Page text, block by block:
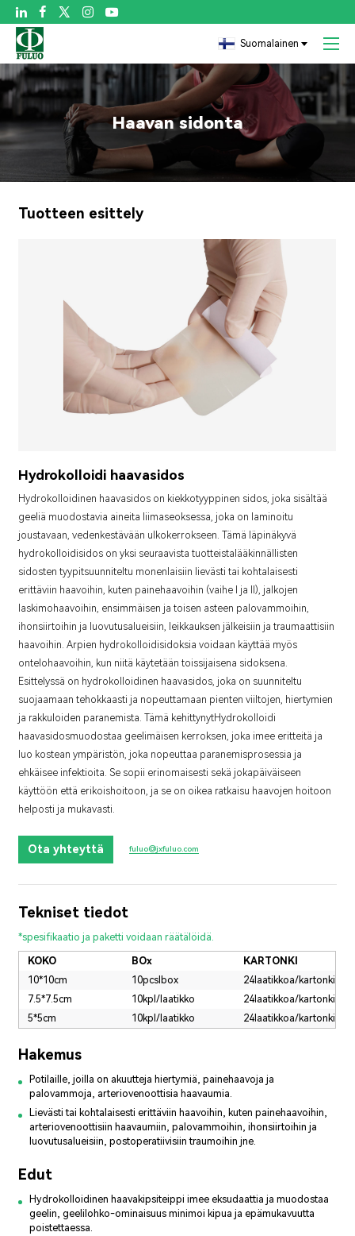

Suomalainen
Haavan sidonta
Tuotteen esittely
Hydrokolloidi haavasidos
Hydrokolloidinen haavasidos on kiekkotyyppinen sidos, joka sisältää
geeliä muodostavia aineita liimaseoksessa, joka on laminoitu
joustavaan, vedenkestävään ulkokerrokseen. Tämä läpinäkyvä
hydrokolloidisidos on yksi seuraavista tuotteista lääkinnällisten
sidosten tyypitsuunniteltu monenlaisiin lievästi tai kohtalaisesti
erittäviin haavoihin, kuten painehaavoihin (vaihe I ja II), jalkojen
laskimohaavoihin, ensimmäisen ja toisen asteen palovammoihin,
ihonsiirtoihin ja luovutusalueisiin, leikkauksen jälkeisiin ja traumaattisiin
haavoihin. Arpien hydrokolloidisidoksia voidaan käyttää myös
ontelohaavoihin, kun niitä käytetään toissijaisena sidoksena.
Esittelyssä on hydrokolloidinen haavasidos, joka on suunniteltu
suojaamaan tehokkaasti ja nopeuttamaan pienten viiltojen, hiertymien
ja rakkuloiden paranemista. Tämä kehittynytHydrokolloidi
haavasidosmuodostaa geelimäisen kerroksen, joka imee eritteitä ja
luo kostean ympäristön, joka nopeuttaa paranemisprosessia ja
ehkäisee infektioita. Se sopii erinomaisesti sekä jokapäiväiseen
käyttöön että erikoishoitoon, ja se on oikea ratkaisu haavojen hoitoon
helposti ja mukavasti.
Ota yhteyttä fuluo@jxfuluo.com
Tekniset tiedot
*spesifikaatio ja paketti voidaan räätälöidä.
KOKO BOx
KARTONKI
10*10cm
10pcslbox
24laatikkoa/kartonki
7.5*7.5cm
10kpl/laatikko
24laatikkoa/kartonki
5*5cm
10kpl/laatikko 24laatikkoa/kartonki
Hakemus
Potilaille, joilla on akuutteja hiertymiä, painehaavoja ja
palovammoja, arteriovenoottisia haavaumia.
Lievästi tai kohtalaisesti erittäviin haavoihin, kuten painehaavoihin,
arteriovenoottisiin haavaumiin, palovammoihin, ihonsiirtoihin ja
luovutusalueisiin, postoperatiivisiin traumoihin jne.
Edut
Hydrokolloidinen haavakipsiteippi imee eksudaattia ja muodostaa
geelin, geelilohko-ominaisuus minimoi kipua ja epämukavuutta
poistettaessa.